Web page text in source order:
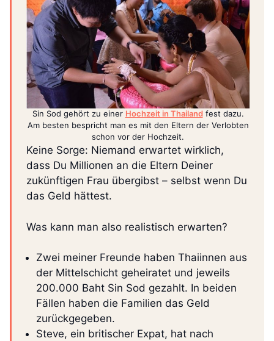
Sin Sod gehört zu einer Hochzeit in Thailandfest dazu.
Am besten bespricht man es mit den Eltern der Verlobten
schon vor der Hochzeit.
Keine Sorge: Niemand erwartet wirklich,
dass Du Millionen an die Eltern Deiner
zukünftigen Frau übergibst – selbst wenn Du
das Geld hättest.
Was kann man also realistisch erwarten?
Zwei meiner Freunde haben Thaiinnen aus
der Mittelschicht geheiratet und jeweils
200.000 Baht Sin Sod gezahlt. In beiden
Fällen haben die Familien das Geld
zurückgegeben.
Steve, ein britischer Expat, hat nach